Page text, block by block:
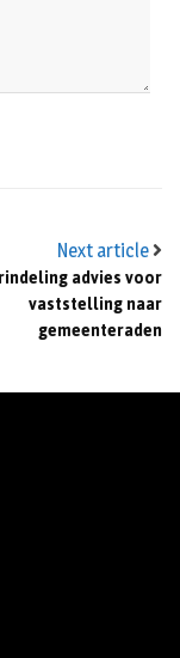
Next article
advies voor
vaststelling naar
gemeenteraden